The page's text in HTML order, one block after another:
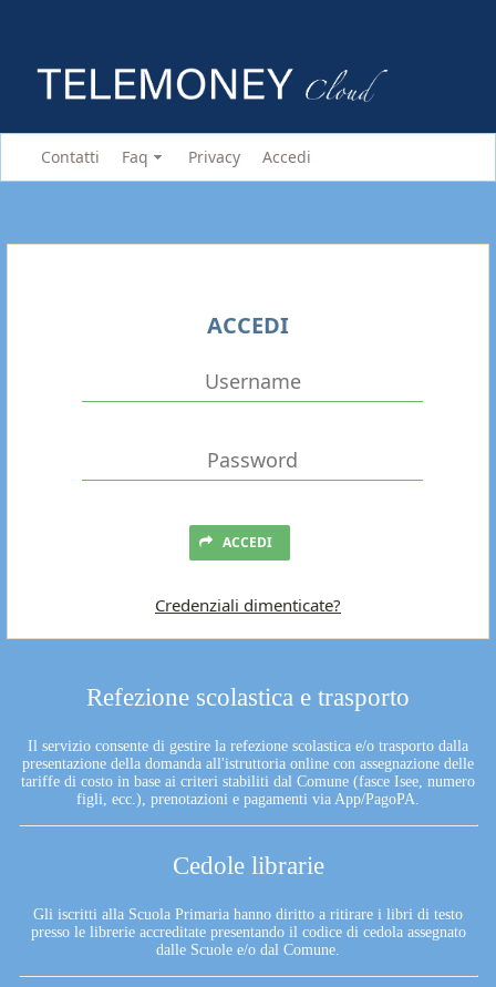
Contatti Faq Privacy Accedi
Refezione scolastica e trasporto
Il servizio consente di gestire la refezione scolastica e/o trasporto dalla
presentazione della domanda all'istruttoria online con assegnazione delle
tariffe di costo in base ai criteri stabiliti dal Comune (fasce Isee, numero
figli, ecc.), prenotazioni e pagamenti via App/PagoPA.
Cedole librarie
Gli iscritti alla Scuola Primaria hanno diritto a ritirare i libri di testo
presso le librerie accreditate presentando il codice di cedola assegnato
dalle Scuole e/o dal Comune.
ACCEDI
ACCEDI
Credenziali dimenticate?